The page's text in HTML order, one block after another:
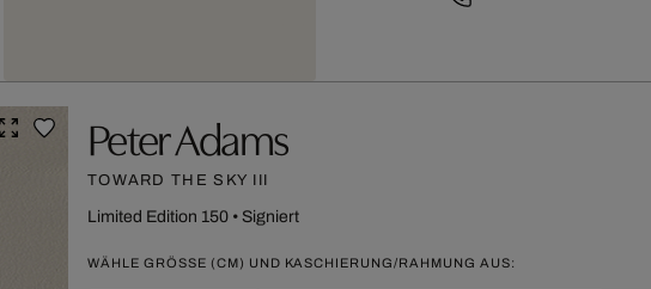
Peter Adams
TOWARD THE SKY III
Limited Edition 150• Signiert
WÄHLE GRÖSSE (CM) UND KASCHIERUNG/RAHMUNG AUS: